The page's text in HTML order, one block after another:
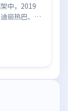
中，2019
丽热巴、肖
整体气质偏